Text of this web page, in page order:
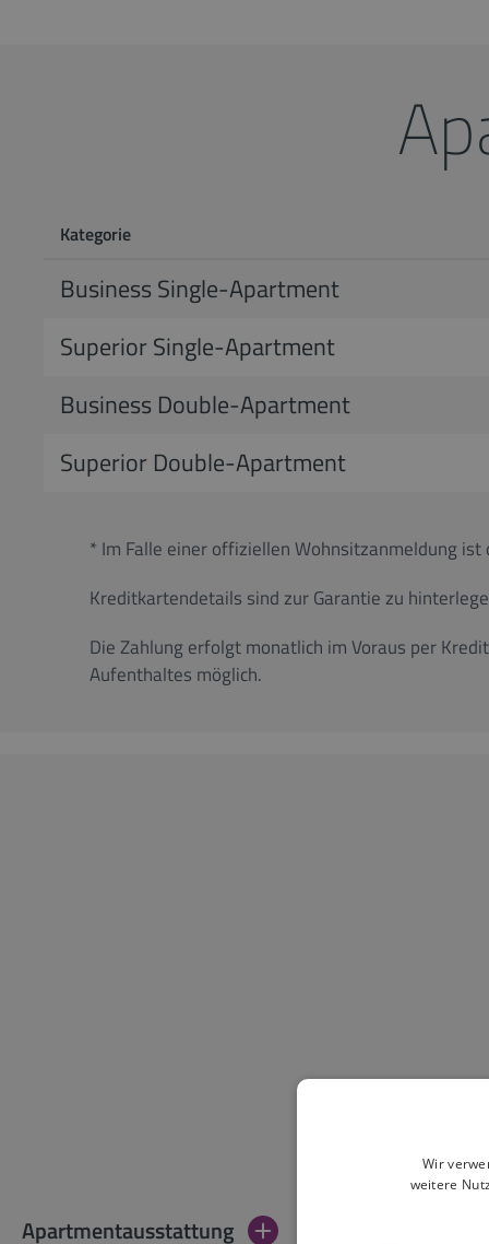
Kategorie
Business Single-Apartment
Superior Single-Apartment
Business Double-Apartment
Superior Double-Apartment
* Im Falle einer offiziellen Wohnsitzanmeldung
Kreditkartendetails sind zur Garantie zu
Die Zahlung erfolgt monatlich im Voraus per
Aufenthaltes möglich.
Apartmentausstattung
Wir
weitere